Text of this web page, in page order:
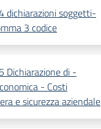
dichiarazioni soggetti-
3 codice
Dichiarazione di -
- Costi
e sicurezza aziendale